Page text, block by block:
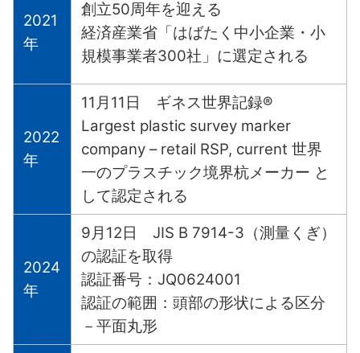
2021
年
創立50周年を迎える
経済産業省「はばたく中小企業・小
規模事業者300社」に選定される
2022
年
11月11日 ギネス世界記録®
Largest plastic survey marker
company – retail RSP, current 世界
一のプラスチック境界杭メーカー と
して認定される
2024
年
9月12日 JIS B 7914-3（測量くぎ）
の認証を取得
認証番号：JQ0624001
認証の範囲：頭部の形状による区分
－平面丸形